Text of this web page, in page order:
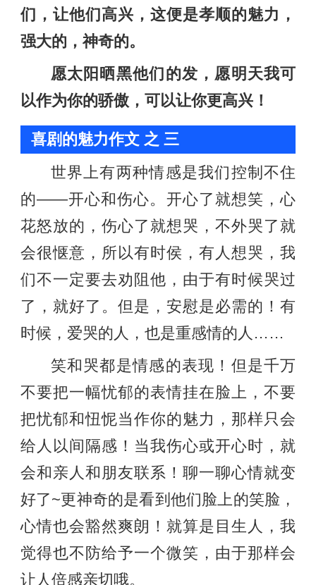
们，让他们高兴，这便是孝顺的魅力，
强大的，神奇的。
愿太阳晒黑他们的发，愿明天我可
以作为你的骄傲，可以让你更高兴！
喜剧的魅力作文 之 三
世界上有两种情感是我们控制不住
的——开心和伤心。开心了就想笑，心
花怒放的，伤心了就想哭，不外哭了就
会很惬意，所以有时侯，有人想哭，我
们不一定要去劝阻他，由于有时候哭过
了，就好了。但是，安慰是必需的！有
时候，爱哭的人，也是重感情的人……
笑和哭都是情感的表现！但是千万
不要把一幅忧郁的表情挂在脸上，不要
把忧郁和忸怩当作你的魅力，那样只会
给人以间隔感！当我伤心或开心时，就
会和亲人和朋友联系！聊一聊心情就变
好了~更神奇的是看到他们脸上的笑脸，
心情也会豁然爽朗！就算是目生人，我
觉得也不防给予一个微笑，由于那样会
让人倍感亲切哦。